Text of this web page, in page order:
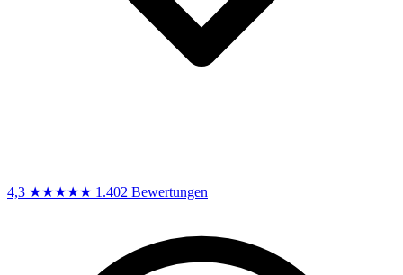
4,3 ★★★★★ 1.402 Bewertungen